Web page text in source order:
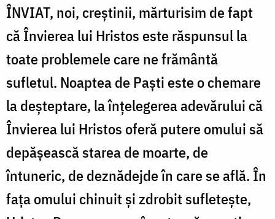
ÎNVIAT, noi, creștinii, mărturisim de fapt
că Învierea lui Hristos este răspunsul la
toate problemele care ne frământă
sufletul. Noaptea de Paști este o chemare
la deșteptare, la înțelegerea adevărului că
Învierea lui Hristos oferă putere omului să
depășească starea de moarte, de
întuneric, de deznădejde în care se află. În
fața omului chinuit și zdrobit sufletește,